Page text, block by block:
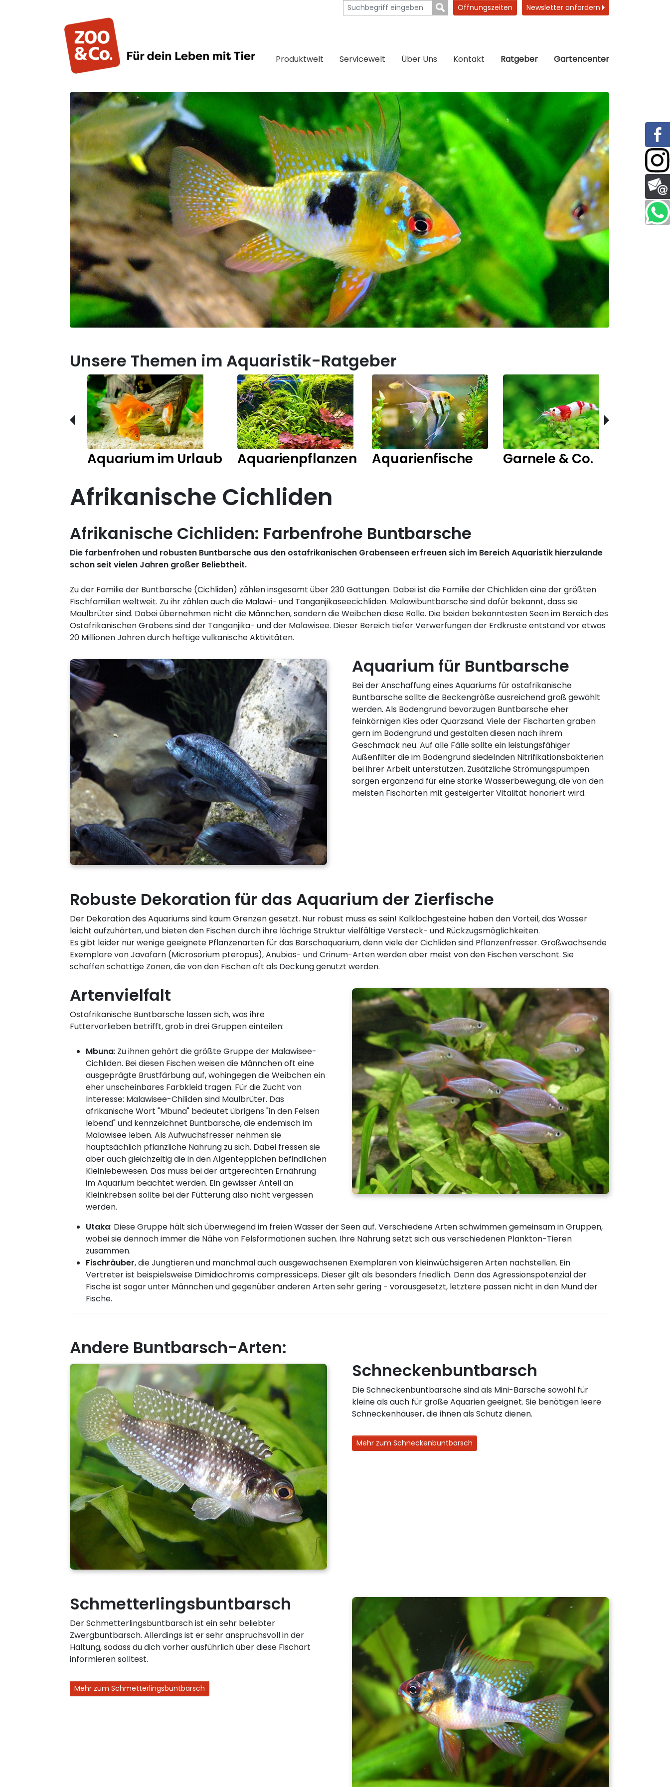
Öffnungszeiten Newsletter anfordern
Produktwelt Servicewelt Über Uns Kontakt Ratgeber Gartencenter
Unsere Themen im Aquaristik-Ratgeber
Aquarium im Urlaub Aquarienpflanzen Aquarienfische Garnele & Co.
Afrikanische Cichliden
Afrikanische Cichliden: Farbenfrohe Buntbarsche
Die farbenfrohen und robusten Buntbarsche aus den ostafrikanischen Grabenseen erfreuen sich im Bereich Aquaristik hierzulande
schon seit vielen Jahren großer Beliebtheit.
Zu der Familie der Buntbarsche (Cichliden) zählen insgesamt über 230 Gattungen. Dabei ist die Familie der Chichliden eine der größten
Fischfamilien weltweit. Zu ihr zählen auch die Malawi- und Tanganjikaseecichliden. Malawibuntbarsche sind dafür bekannt, dass sie
Maulbrüter sind. Dabei übernehmen nicht die Männchen, sondern die Weibchen diese Rolle. Die beiden bekanntesten Seen im Bereich des
Ostafrikanischen Grabens sind der Tanganjika- und der Malawisee. Dieser Bereich tiefer Verwerfungen der Erdkruste entstand vor etwas
20 Millionen Jahren durch heftige vulkanische Aktivitäten.
Aquarium für Buntbarsche
Bei der Anschaffung eines Aquariums für ostafrikanische
Buntbarsche sollte die Beckengröße ausreichend groß gewählt
werden. Als Bodengrund bevorzugen Buntbarsche eher
feinkörnigen Kies oder Quarzsand. Viele der Fischarten graben
gern im Bodengrund und gestalten diesen nach ihrem
Geschmack neu. Auf alle Fälle sollte ein leistungsfähiger
Außenfilter die im Bodengrund siedelnden Nitrifikationsbakterien
bei ihrer Arbeit unterstützen. Zusätzliche Strömungspumpen
sorgen ergänzend für eine starke Wasserbewegung, die von den
meisten Fischarten mit gesteigerter Vitalität honoriert wird.
Robuste Dekoration für das Aquarium der Zierfische
Der Dekoration des Aquariums sind kaum Grenzen gesetzt. Nur robust muss es sein! Kalklochgesteine haben den Vorteil, das Wasser
leicht aufzuhärten, und bieten den Fischen durch ihre löchrige Struktur vielfältige Versteck- und Rückzugsmöglichkeiten.
Es gibt leider nur wenige geeignete Pflanzenarten für das Barschaquarium, denn viele der Cichliden sind Pflanzenfresser. Großwachsende
Exemplare von Javafarn (Microsorium pteropus), Anubias- und Crinum-Arten werden aber meist von den Fischen verschont. Sie
schaffen schattige Zonen, die von den Fischen oft als Deckung genutzt werden.
Artenvielfalt
Ostafrikanische Buntbarsche lassen sich, was ihre
Futtervorlieben betrifft, grob in drei Gruppen einteilen:
Mbuna: Zu ihnen gehört die größte Gruppe der Malawisee-
Cichliden. Bei diesen Fischen weisen die Männchen oft eine
ausgeprägte Brustfärbung auf, wohingegen die Weibchen ein
eher unscheinbares Farbkleid tragen. Für die Zucht von
Interesse: Malawisee-Chiliden sind Maulbrüter. Das
afrikanische Wort "Mbuna" bedeutet übrigens "in den Felsen
lebend" und kennzeichnet Buntbarsche, die endemisch im
Malawisee leben. Als Aufwuchsfresser nehmen sie
hauptsächlich pflanzliche Nahrung zu sich. Dabei fressen sie
aber auch gleichzeitig die in den Algenteppichen befindlichen
Kleinlebewesen. Das muss bei der artgerechten Ernährung
im Aquarium beachtet werden. Ein gewisser Anteil an
Kleinkrebsen sollte bei der Fütterung also nicht vergessen
werden.
Utaka: Diese Gruppe hält sich überwiegend im freien Wasser der Seen auf. Verschiedene Arten schwimmen gemeinsam in Gruppen,
wobei sie dennoch immer die Nähe von Felsformationen suchen. Ihre Nahrung setzt sich aus verschiedenen Plankton-Tieren
zusammen.
Fischräuber, die Jungtieren und manchmal auch ausgewachsenen Exemplaren von kleinwüchsigeren Arten nachstellen. Ein
Vertreter ist beispielsweise Dimidiochromis compressiceps. Dieser gilt als besonders friedlich. Denn das Agressionspotenzial der
Fische ist sogar unter Männchen und gegenüber anderen Arten sehr gering - vorausgesetzt, letztere passen nicht in den Mund der
Fische.
Andere Buntbarsch-Arten:
Schneckenbuntbarsch
Die Schneckenbuntbarsche sind als Mini-Barsche sowohl für
kleine als auch für große Aquarien geeignet. Sie benötigen leere
Schneckenhäuser, die ihnen als Schutz dienen.
Mehr zum Schneckenbuntbarsch
Schmetterlingsbuntbarsch
Der Schmetterlingsbuntbarsch ist ein sehr beliebter
Zwergbuntbarsch. Allerdings ist er sehr anspruchsvoll in der
Haltung, sodass du dich vorher ausführlich über diese Fischart
informieren solltest.
Mehr zum Schmetterlingsbuntbarsch